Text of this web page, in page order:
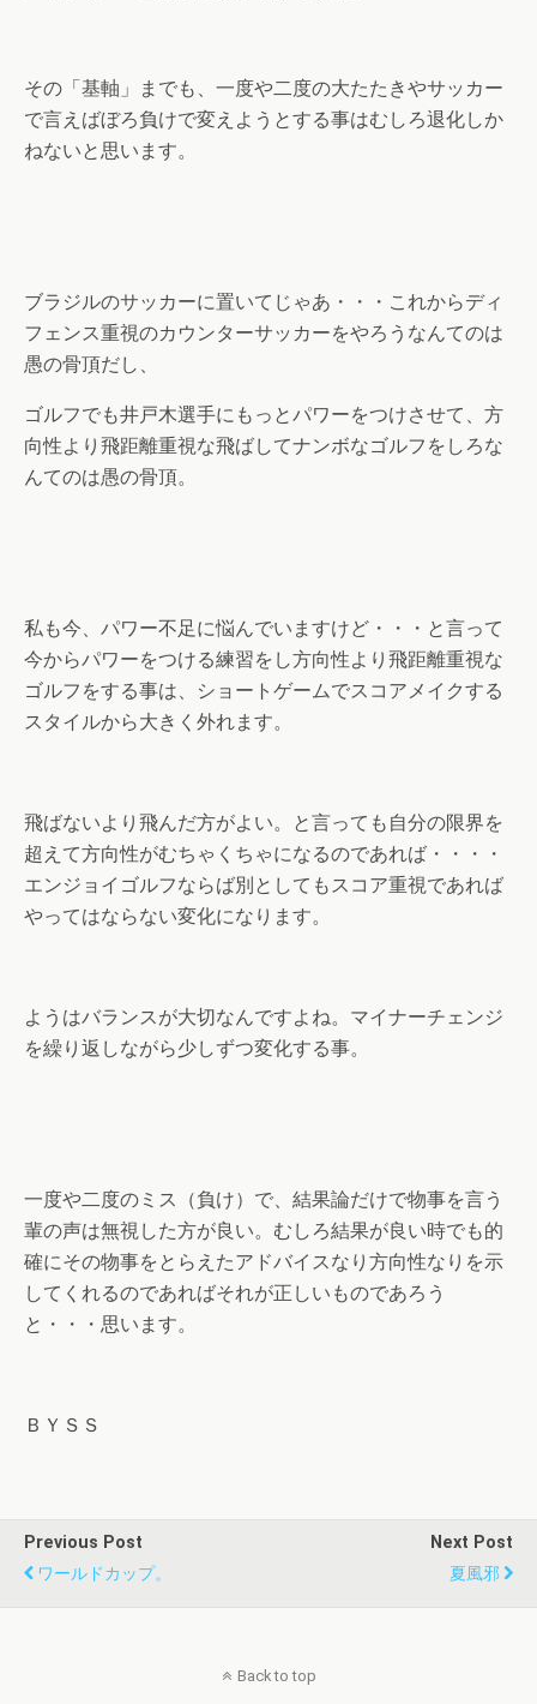
その「基軸」までも、一度や二度の大たたきやサッカー
で言えばぼろ負けで変えようとする事はむしろ退化しか
ねないと思います。
ブラジルのサッカーに置いてじゃあ・・・これからディ
フェンス重視のカウンターサッカーをやろうなんてのは
愚の骨頂だし、
ゴルフでも井戸木選手にもっとパワーをつけさせて、方
向性より飛距離重視な飛ばしてナンボなゴルフをしろな
んてのは愚の骨頂。
私も今、パワー不足に悩んでいますけど・・・と言って
今からパワーをつける練習をし方向性より飛距離重視な
ゴルフをする事は、ショートゲームでスコアメイクする
スタイルから大きく外れます。
飛ばないより飛んだ方がよい。と言っても自分の限界を
超えて方向性がむちゃくちゃになるのであれば・・・・
エンジョイゴルフならば別としてもスコア重視であれば
やってはならない変化になります。
ようはバランスが大切なんですよね。マイナーチェンジ
を繰り返しながら少しずつ変化する事。
一度や二度のミス（負け）で、結果論だけで物事を言う
輩の声は無視した方が良い。むしろ結果が良い時でも的
確にその物事をとらえたアドバイスなり方向性なりを示
してくれるのであればそれが正しいものであろう
と・・・思います。
ＢＹＳＳ
Previous Post
ワールドカップ。
Next Post
夏風邪
Back to top